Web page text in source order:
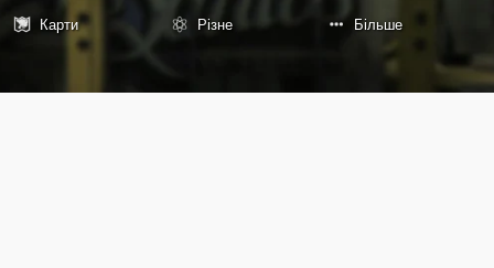
Карти
Різне Більше